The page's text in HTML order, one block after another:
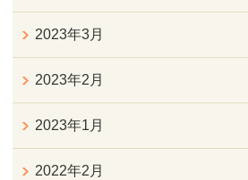
2023年3月
2023年2月
2023年1月
2022年2月